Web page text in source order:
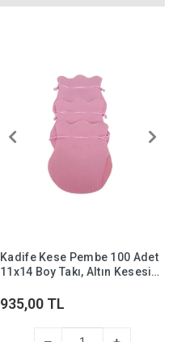
Kadife Kese Pembe 100 Adet
11x14 Boy Takı, Altın Kesesi
935,00 TL